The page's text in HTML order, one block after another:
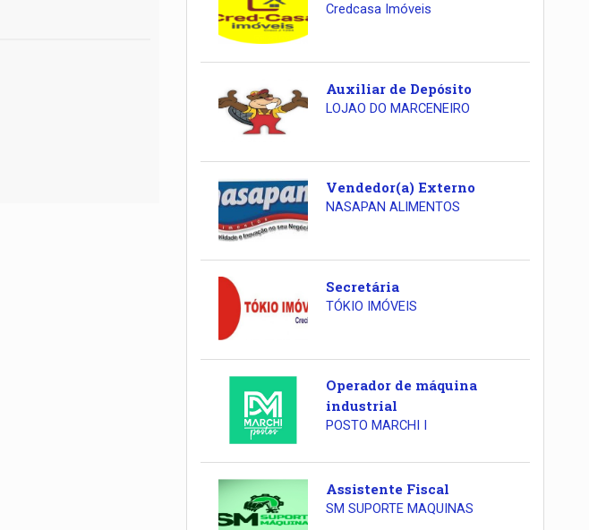
Credcasa Imóveis
Auxiliar de Depósito
LOJAO DO MARCENEIRO
Vendedor(a) Externo
NASAPAN ALIMENTOS
Secretária
TÓKIO IMÓVEIS
Operador de máquina
industrial
POSTO MARCHI I
Assistente Fiscal
SM SUPORTE MAQUINAS